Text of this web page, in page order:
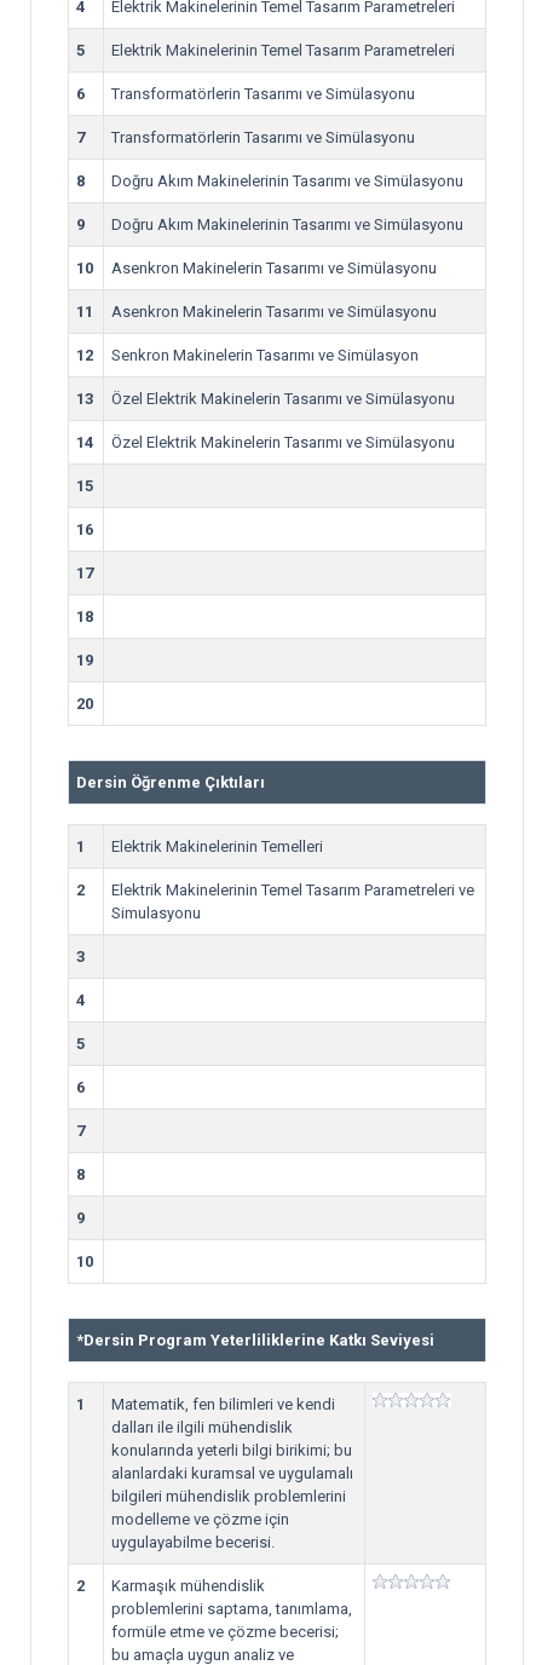
4 Elektrik Makinelerinin Temel Tasarım Parametreleri
5 Elektrik Makinelerinin Temel Tasarım Parametreleri
6 Transformatörlerin Tasarımı ve Simülasyonu
7 Transformatörlerin Tasarımı ve Simülasyonu
8 Doğru Akım Makinelerinin Tasarımı ve Simülasyonu
9 Doğru Akım Makinelerinin Tasarımı ve Simülasyonu
10 Asenkron Makinelerin Tasarımı ve Simülasyonu
11 Asenkron Makinelerin Tasarımı ve Simülasyonu
12 Senkron Makinelerin Tasarımı ve Simülasyon
13 Özel Elektrik Makinelerin Tasarımı ve Simülasyonu
14 Özel Elektrik Makinelerin Tasarımı ve Simülasyonu
15
16
17
18
19
20
Dersin Öğrenme Çıktıları
1 Elektrik Makinelerinin Temelleri
2
Elektrik Makinelerinin Temel Tasarım Parametreleri ve
Simulasyonu
3
4
5
6
7
8
9
10
*Dersin Program Yeterliliklerine Katkı Seviyesi
1
Matematik, fen bilimleri ve kendi
dalları ile ilgili mühendislik
konularında yeterli bilgi birikimi; bu
alanlardaki kuramsal ve uygulamalı
bilgileri mühendislik problemlerini
modelleme ve çözme için
uygulayabilme becerisi.
2
Karmaşık mühendislik
problemlerini saptama, tanımlama,
formüle etme ve çözme becerisi;
bu amaçla uygun analiz ve